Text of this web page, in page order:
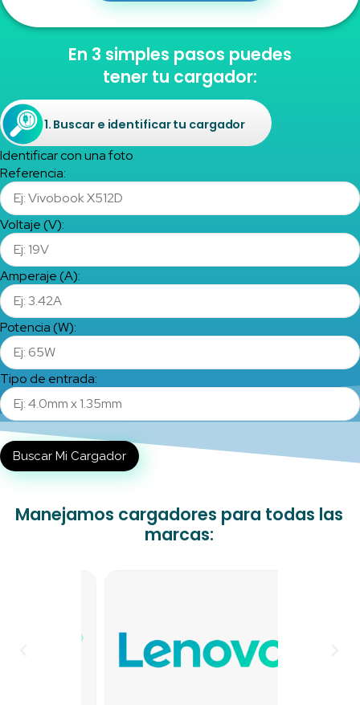
En 3 simples pasos puedes
tener tu cargador:
1. Buscar e identificar tu cargador
Identificar con una foto
Referencia:
Voltaje (V):
Amperaje (A):
Potencia (W):
Tipo de entrada:
Buscar Mi Cargador
Manejamos cargadores para todas las
marcas: